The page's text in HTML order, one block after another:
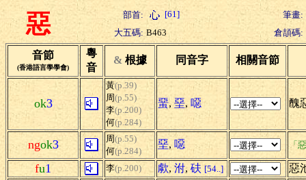
惡 部首: [61]
筆畫:
大五碼: B463 倉頡碼:
音節
(香港語言學學會)
粵
音
& 根據 同音字 相關音節
ok3
黃(p.39)
周(p.55)
李(p.200)
何(p.284)
蝁, 堊, 噁 醜
ngok3 周(p.55)
何(p.284)
堊, 噁 「
fu1 李(p.200) 歑, 泭, 砆 [54..] 惡